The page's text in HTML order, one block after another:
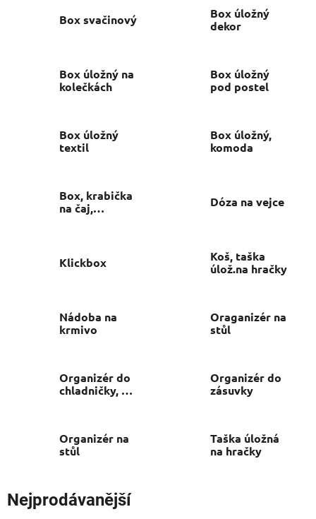
Box svačinový
Box úložný
dekor
Box úložný na
kolečkách
Box úložný
pod postel
Box úložný
textil
Box úložný,
komoda
Box, krabička
na čaj,
Dóza na vejce
Klickbox
Koš, taška
úlož.na hračky
Nádoba na
krmivo
Oraganizér na
stůl
Organizér do
chladničky, do
Organizér do
zásuvky
Organizér na
stůl
Taška úložná
na hračky
Nejprodávanější